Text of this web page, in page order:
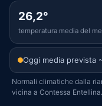
26,2°
temperatura media del
Oggi media prevista
Normali climatiche dalla
vicina a Contessa Entellina.